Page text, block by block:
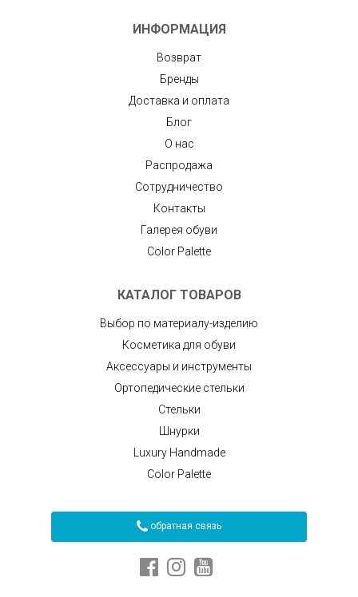
ИНФОРМАЦИЯ
Возврат
Бренды
Доставка и оплата
Блог
О нас
Распродажа
Сотрудничество
Контакты
Галерея обуви
Color Palette
КАТАЛОГ ТОВАРОВ
Выбор по материалу-изделию
Косметика для обуви
Аксессуары и инструменты
Ортопедические стельки
Стельки
Шнурки
Luxury Handmade
Color Palette
обратная связь